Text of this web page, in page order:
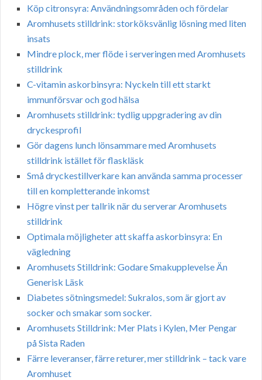
Köp citronsyra: Användningsområden och fördelar
Aromhusets stilldrink: storköksvänlig lösning med liten
insats
Mindre plock, mer flöde i serveringen med Aromhusets
stilldrink
C-vitamin askorbinsyra: Nyckeln till ett starkt
immunförsvar och god hälsa
Aromhusets stilldrink: tydlig uppgradering av din
dryckesprofil
Gör dagens lunch lönsammare med Aromhusets
stilldrink istället för flaskläsk
Små dryckestillverkare kan använda samma processer
till en kompletterande inkomst
Högre vinst per tallrik när du serverar Aromhusets
stilldrink
Optimala möjligheter att skaffa askorbinsyra: En
vägledning
Aromhusets Stilldrink: Godare Smakupplevelse Än
Generisk Läsk
Diabetes sötningsmedel: Sukralos, som är gjort av
socker och smakar som socker.
Aromhusets Stilldrink: Mer Plats i Kylen, Mer Pengar
på Sista Raden
Färre leveranser, färre returer, mer stilldrink – tack vare
Aromhuset